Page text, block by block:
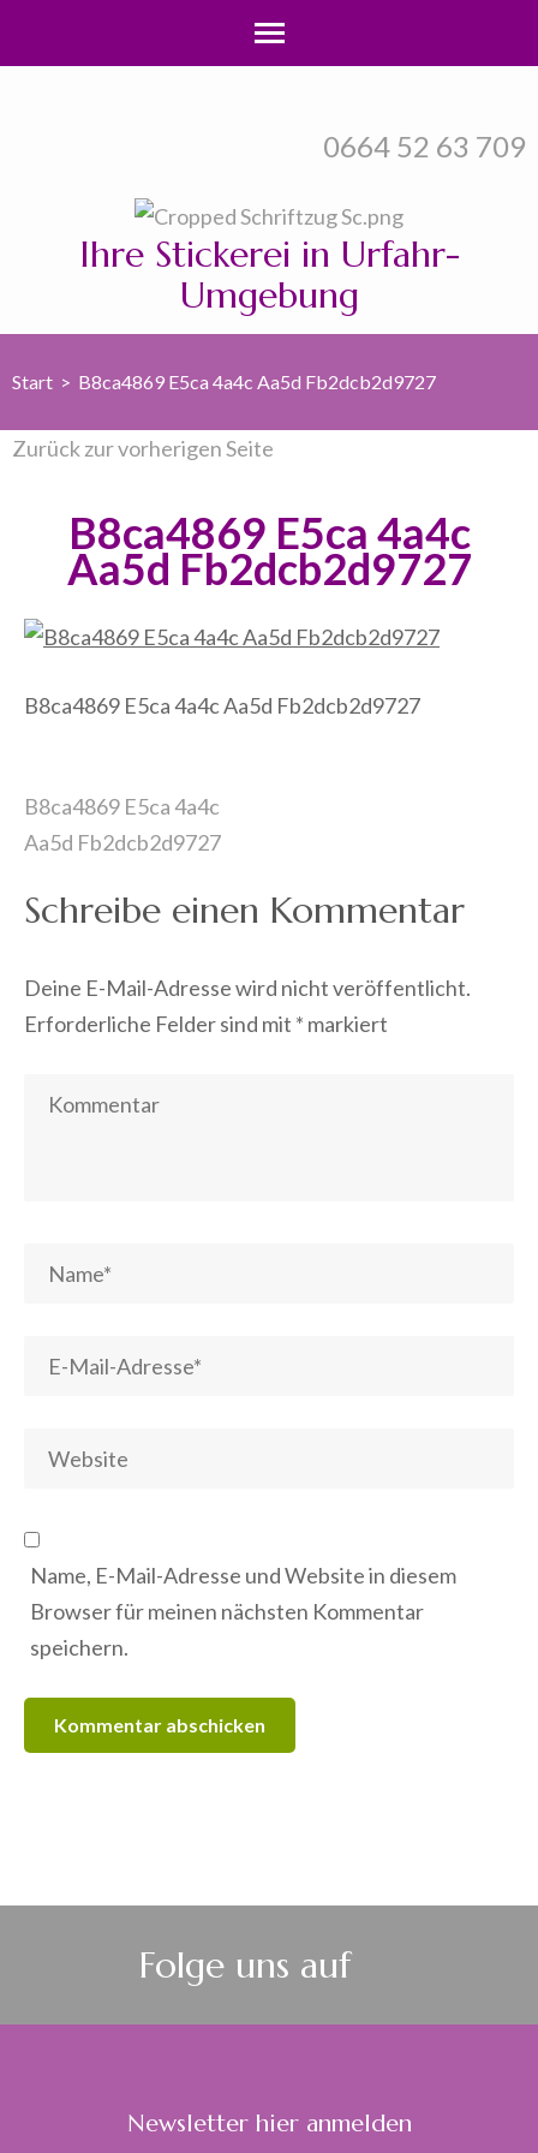
0664 52 63 709
Ihre Stickerei in Urfahr-
Umgebung
Start > B8ca4869 E5ca 4a4c Aa5d Fb2dcb2d9727
Zurück zur vorherigen Seite
B8ca4869 E5ca 4a4c
Aa5d Fb2dcb2d9727
B8ca4869 E5ca 4a4c Aa5d Fb2dcb2d9727
Beitragsnavigation
B8ca4869 E5ca 4a4c
Aa5d Fb2dcb2d9727
Schreibe einen Kommentar
Deine E-Mail-Adresse wird nicht veröffentlicht.
Erforderliche Felder sind mit * markiert
Name, E-Mail-Adresse und Website in diesem
Browser für meinen nächsten Kommentar
speichern.
Folge uns auf
Newsletter hier anmelden